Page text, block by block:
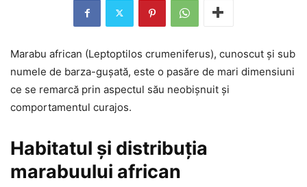
Marabu african (Leptoptilos crumeniferus), cunoscut și sub
numele de barza-gușată, este o pasăre de mari dimensiuni
ce se remarcă prin aspectul său neobișnuit și
comportamentul curajos.
Habitatul și distribuția
marabuului african